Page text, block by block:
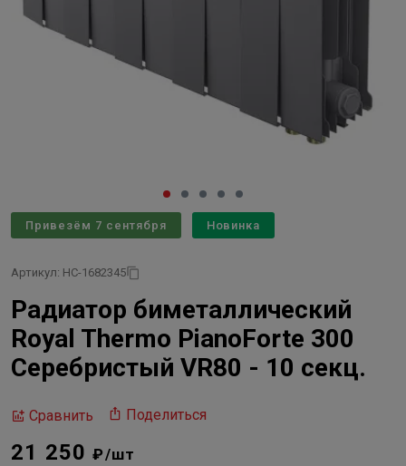
Привезём 7 сентября Новинка
Артикул: НС-1682345
Радиатор биметаллический
Royal Thermo PianoForte 300
Серебристый VR80 - 10 секц.
Сравнить Поделиться
21 250₽/шт